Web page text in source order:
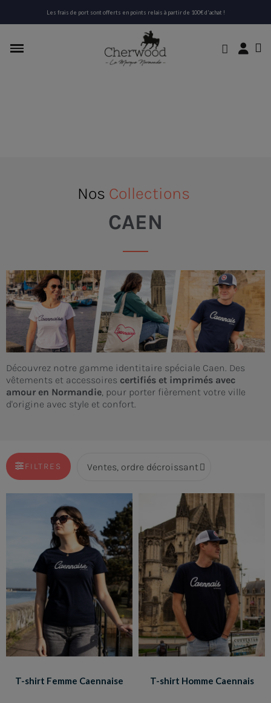
Les frais de port sont offerts en points relais à partir de 100€ d'achat !
Nos Collections
CAEN
Découvrez notre gamme identitaire spéciale Caen. Des
vêtements et accessoires certifiés et imprimés avec
amour en Normandie, pour porter fièrement votre ville
d'origine avec style et confort.
FILTRES
T-shirt Femme Caennaise T-shirt Homme Caennais